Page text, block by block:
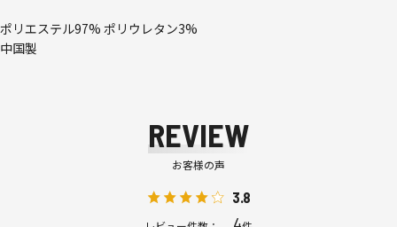
ポリエステル97% ポリウレタン3%
中国製
REVIEW
お客様の声
3.8